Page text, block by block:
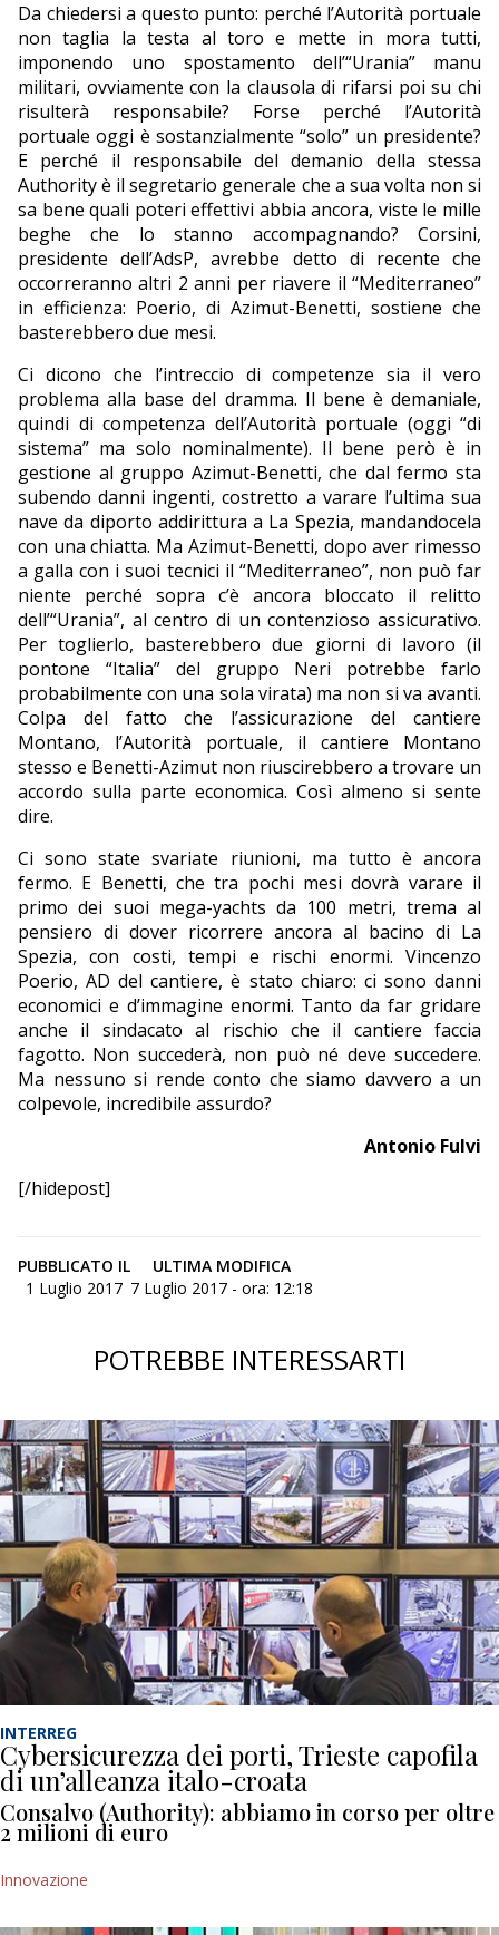
Da chiedersi a questo punto: perché l’Autorità portuale
non taglia la testa al toro e mette in mora tutti,
imponendo uno spostamento dell’“Urania” manu
militari, ovviamente con la clausola di rifarsi poi su chi
risulterà responsabile? Forse perché l’Autorità
portuale oggi è sostanzialmente “solo” un presidente?
E perché il responsabile del demanio della stessa
Authority è il segretario generale che a sua volta non si
sa bene quali poteri effettivi abbia ancora, viste le mille
beghe che lo stanno accompagnando? Corsini,
presidente dell’AdsP, avrebbe detto di recente che
occorreranno altri 2 anni per riavere il “Mediterraneo”
in efficienza: Poerio, di Azimut-Benetti, sostiene che
basterebbero due mesi.
Ci dicono che l’intreccio di competenze sia il vero
problema alla base del dramma. Il bene è demaniale,
quindi di competenza dell’Autorità portuale (oggi “di
sistema” ma solo nominalmente). Il bene però è in
gestione al gruppo Azimut-Benetti, che dal fermo sta
subendo danni ingenti, costretto a varare l’ultima sua
nave da diporto addirittura a La Spezia, mandandocela
con una chiatta. Ma Azimut-Benetti, dopo aver rimesso
a galla con i suoi tecnici il “Mediterraneo”, non può far
niente perché sopra c’è ancora bloccato il relitto
dell’“Urania”, al centro di un contenzioso assicurativo.
Per toglierlo, basterebbero due giorni di lavoro (il
pontone “Italia” del gruppo Neri potrebbe farlo
probabilmente con una sola virata) ma non si va avanti.
Colpa del fatto che l’assicurazione del cantiere
Montano, l’Autorità portuale, il cantiere Montano
stesso e Benetti-Azimut non riuscirebbero a trovare un
accordo sulla parte economica. Così almeno si sente
dire.
Ci sono state svariate riunioni, ma tutto è ancora
fermo. E Benetti, che tra pochi mesi dovrà varare il
primo dei suoi mega-yachts da 100 metri, trema al
pensiero di dover ricorrere ancora al bacino di La
Spezia, con costi, tempi e rischi enormi. Vincenzo
Poerio, AD del cantiere, è stato chiaro: ci sono danni
economici e d’immagine enormi. Tanto da far gridare
anche il sindacato al rischio che il cantiere faccia
fagotto. Non succederà, non può né deve succedere.
Ma nessuno si rende conto che siamo davvero a un
colpevole, incredibile assurdo?
Antonio Fulvi
[/hidepost]
PUBBLICATO IL
1 Luglio 2017
ULTIMA MODIFICA
7 Luglio 2017 - ora: 12:18
POTREBBE INTERESSARTI
INTERREG
Cybersicurezza dei porti, Trieste capofila
di un’alleanza italo-croata
Consalvo (Authority): abbiamo in corso per oltre
2 milioni di euro
Innovazione